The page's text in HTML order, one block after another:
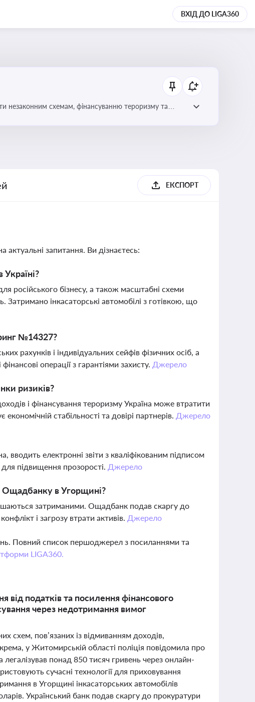
ВХІД ДО LIGA360
незаконним схемам, фінансуванню тероризму та
ЕКСПОРТ
актуальні запитання. Ви дізнаєтесь:
російського бізнесу, а також масштабні схеми
Затримано інкасаторські автомобілі з готівкою, що
№14327?
рахунків і індивідуальних сейфів фізичних осіб, а
операції з гарантіями захисту. Джерело
ризиків?
і фінансування тероризму Україна може втратити
стабільності та довірі партнерів. Джерело
вводить електронні звіти з кваліфікованим підписом
підвищення прозорості. Джерело
Ощадбанку в Угорщині?
затриманими. Ощадбанк подав скаргу до
і загрозу втрати активів. Джерело
Повний список першоджерел з посиланнями та
LIGA360.
податків та посилення фінансового
через недотримання вимог
схем, пов’язаних із відмиванням доходів,
у Житомирській області поліція повідомила про
легалізував понад 850 тисяч гривень через онлайн-
сучасні технології для приховування
в Угорщині інкасаторських автомобілів
Український банк подав скаргу до прокуратури